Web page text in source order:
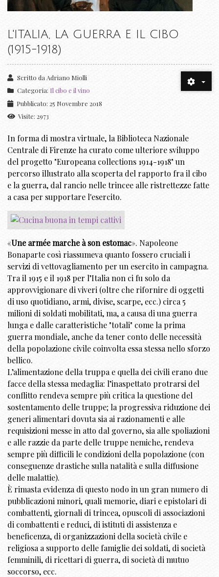
L'ITALIA, LA GUERRA E IL CIBO
(1915-1918)
Scritto da Adriano Miolli
Categoria: Il cibo e il vino
Pubblicato: 25 Novembre 2018
Visite: 2973
In forma di mostra virtuale, la Biblioteca Nazionale
Centrale di Firenze ha curato come ulteriore sviluppo
del progetto "Europeana collections 1914-1918" un
percorso illustrato alla scoperta del rapporto fra il cibo
e la guerra, dal rancio nelle trincee alle ristrettezze fatte
a casa per supportare l'esercito.
«Une armée marche à son estomac». Napoleone
Bonaparte così riassumeva quanto fossero cruciali i
servizi di vettovagliamento per un esercito in campagna.
Tra il 1915 e il 1918 per l’Italia non ci fu solo da
approvvigionare di viveri (oltre che rifornire di oggetti
di uso quotidiano, armi, divise, scarpe, ecc.) circa 5
milioni di soldati mobilitati, ma, a causa di una guerra
lunga e dalle caratteristiche "totali" come la prima
guerra mondiale, anche da tener conto delle necessità
della popolazione civile coinvolta essa stessa nello sforzo
bellico.
L’alimentazione della truppa e quella dei civili erano due
facce della stessa medaglia: l’inaspettato protrarsi del
conflitto rendeva sempre più critica la questione del
sostentamento delle truppe; la progressiva riduzione dei
generi alimentari dovuta sia ai razionamenti e alle
requisizioni messe in atto dal governo, sia alle spoliazioni
e alle razzie da parte delle truppe nemiche, rendeva
sempre più difficili le condizioni della popolazione (con
conseguenze drastiche sulla natalità e sulla diffusione
delle malattie).
È rimasta evidenza di questo nodo in un gran numero di
pubblicazioni minori, quali memorie, diari e epistolari di
combattenti, giornali di trincea, opuscoli di associazioni
di combattenti e reduci, di istituti di assistenza e
beneficenza, di organizzazioni della società civile e
religiosa a supporto delle famiglie dei soldati, di società
femminili, di ricettari di guerra, di società di mutuo
soccorso, ecc.